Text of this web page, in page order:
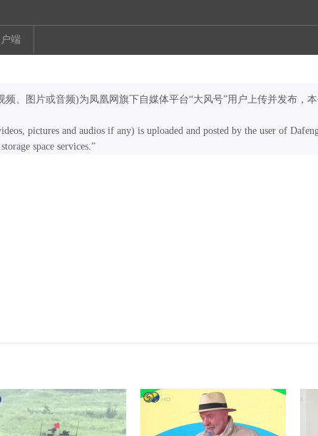
端
、图片或音频)为凤凰网旗下自媒体平台“大风号”用户上传并发布，
pictures and audios if any) is uploaded and posted by the user of
space services.”